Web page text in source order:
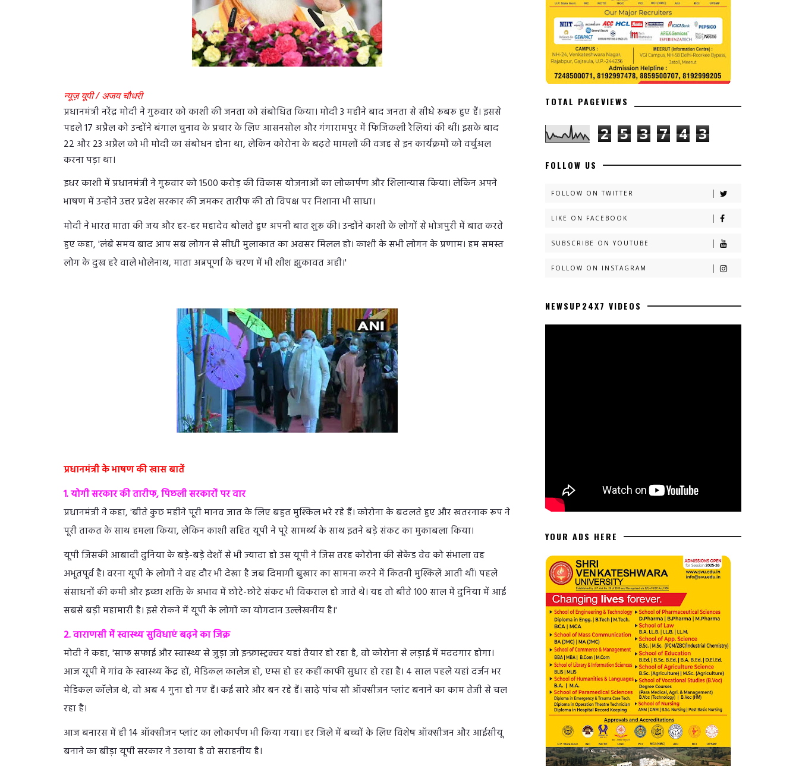
न्यूज़ यूपी / अजय चौधरी
प्रधानमंत्री नरेंद्र मोदी ने गुरुवार को काशी की जनता को संबोधित किया। मोदी 3 महीने बाद जनता से सीधे रूबरू हुए हैं। इससे
पहले 17 अप्रैल को उन्होंने बंगाल चुनाव के प्रचार के लिए आसनसोल और गंगारामपुर में फिजिकली रैलियां की थीं। इसके बाद
22 और 23 अप्रैल को भी मोदी का संबोधन होना था, लेकिन कोरोना के बढ़ते मामलों की वजह से इन कार्यक्रमों को वर्चुअल
करना पड़ा था।
इधर काशी में प्रधानमंत्री ने गुरुवार को 1500 करोड़ की विकास योजनाओं का लोकार्पण और शिलान्यास किया। लेकिन अपने
भाषण में उन्होंने उत्तर प्रदेश सरकार की जमकर तारीफ की तो विपक्ष पर निशाना भी साधा।
मोदी ने भारत माता की जय और हर-हर महादेव बोलते हुए अपनी बात शुरू की। उन्होंने काशी के लोगों से भोजपुरी में बात करते
हुए कहा, 'लंबे समय बाद आप सब लोगन से सीधी मुलाकात का अवसर मिलल हो। काशी के सभी लोगन के प्रणाम। हम समस्त
लोग के दुख हरे वाले भोलेनाथ, माता अन्नपूर्णा के चरण में भी शीश झुकावत अही।'
प्रधानमंत्री के भाषण की खास बातें
1. योगी सरकार की तारीफ, पिछली सरकारों पर वार
प्रधानमंत्री ने कहा, 'बीते कुछ महीने पूरी मानव जात के लिए बहुत मुश्किल भरे रहे हैं। कोरोना के बदलते हुए और खतरनाक रूप ने
पूरी ताकत के साथ हमला किया, लेकिन काशी सहित यूपी ने पूरे सामर्थ्य के साथ इतने बड़े संकट का मुकाबला किया।
यूपी जिसकी आबादी दुनिया के बड़े-बड़े देशों से भी ज्यादा हो उस यूपी ने जिस तरह कोरोना की सेकेंड वेव को संभाला वह
अभूतपूर्व है। वरना यूपी के लोगों ने वह दौर भी देखा है जब दिमागी बुखार का सामना करने में कितनी मुश्किलें आती थीं। पहले
संसाधनों की कमी और इच्छा शक्ति के अभाव में छोटे-छोटे संकट भी विकराल हो जाते थे। यह तो बीते 100 साल में दुनिया में आई
सबसे बड़ी महामारी है। इसे रोकने में यूपी के लोगों का योगदान उल्लेखनीय है।'
2. वाराणसी में स्वास्थ्य सुविधाएं बढ़ने का जिक्र
मोदी ने कहा, 'साफ सफाई और स्वास्थ्य से जुड़ा जो इन्फ्रास्ट्रक्चर यहां तैयार हो रहा है, वो कोरोना से लड़ाई में मददगार होगा।
आज यूपी में गांव के स्वास्थ्य केंद्र हों, मेडिकल कालेज हो, एम्स हो हर कहीं काफी सुधार हो रहा है। 4 साल पहले यहां दर्जन भर
मेडिकल कॉलेज थे, वो अब 4 गुना हो गए हैं। कई सारे और बन रहे हैं। साढ़े पांच सौ ऑक्सीजन प्लांट बनाने का काम तेजी से चल
रहा है।
आज बनारस में ही 14 ऑक्सीजन प्लांट का लोकार्पण भी किया गया। हर जिले में बच्चों के लिए विशेष ऑक्सीजन और आईसीयू
बनाने का बीड़ा यूपी सरकार ने उठाया है वो सराहनीय है।
TOTAL PAGEVIEWS
2 5 3 7 4 3
FOLLOW US
FOLLOW ON TWITTER
LIKE ON FACEBOOK
SUBSCRIBE ON YOUTUBE
FOLLOW ON INSTAGRAM
NEWSUP24X7 VIDEOS
YOUR ADS HERE